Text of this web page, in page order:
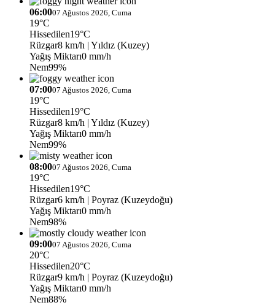
06:0007 Ağustos 2026, Cuma
19°C
Hissedilen19°C
Rüzgar8 km/h | Yıldız (Kuzey)
Yağış Miktarı0 mm/h
Nem99%
07:0007 Ağustos 2026, Cuma
19°C
Hissedilen19°C
Rüzgar8 km/h | Yıldız (Kuzey)
Yağış Miktarı0 mm/h
Nem99%
08:0007 Ağustos 2026, Cuma
19°C
Hissedilen19°C
Rüzgar6 km/h | Poyraz (Kuzeydoğu)
Yağış Miktarı0 mm/h
Nem98%
09:0007 Ağustos 2026, Cuma
20°C
Hissedilen20°C
Rüzgar9 km/h | Poyraz (Kuzeydoğu)
Yağış Miktarı0 mm/h
Nem88%